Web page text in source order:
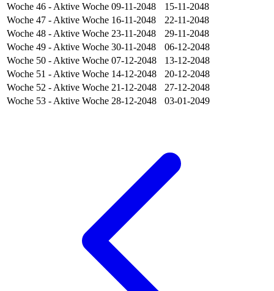
Woche 46 - Aktive Woche 09-11-2048
15-11-2048
Woche 47 - Aktive Woche 16-11-2048
22-11-2048
Woche 48 - Aktive Woche 23-11-2048
29-11-2048
Woche 49 - Aktive Woche 30-11-2048
06-12-2048
Woche 50 - Aktive Woche 07-12-2048
13-12-2048
Woche 51 - Aktive Woche 14-12-2048
20-12-2048
Woche 52 - Aktive Woche 21-12-2048
27-12-2048
Woche 53 - Aktive Woche 28-12-2048 03-01-2049